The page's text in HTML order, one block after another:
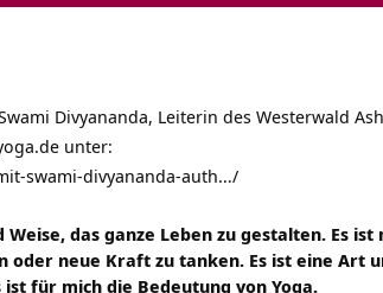
Divyananda, Leiterin des Westerwald
unter:
swami-divyananda-auth…/
das ganze Leben zu gestalten. Es
oder neue Kraft zu tanken. Es ist eine Art
für mich die Bedeutung von Yoga.